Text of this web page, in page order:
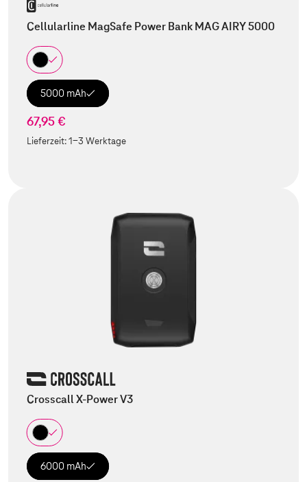
Cellularline MagSafe Power Bank MAG AIRY 5000
5000 mAh
67,95 €
Lieferzeit:1-3 Werktage
Crosscall X-Power V3
6000 mAh